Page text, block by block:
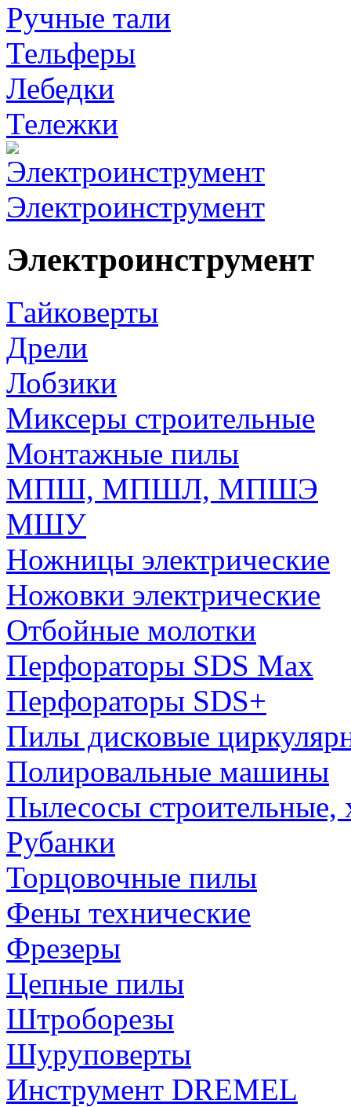
Ручные тали
Тельферы
Лебедки
Тележки
Электроинструмент
Электроинструмент
Гайковерты
Дрели
Лобзики
Миксеры строительные
Монтажные пилы
МПШ, МПШЛ, МПШЭ
МШУ
Ножницы электрические
Ножовки электрические
Отбойные молотки
Перфораторы SDS Max
Перфораторы SDS+
Пилы дисковые
Полировальные машины
Пылесосы строительные,
Рубанки
Торцовочные пилы
Фены технические
Фрезеры
Цепные пилы
Штроборезы
Шуруповерты
Инструмент DREMEL